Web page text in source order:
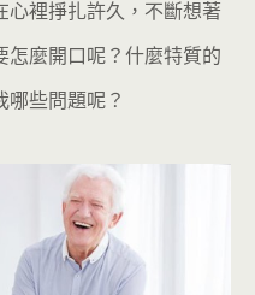
心裡掙扎許久，不斷想著
怎麼開口呢？什麼特質的
哪些問題呢？